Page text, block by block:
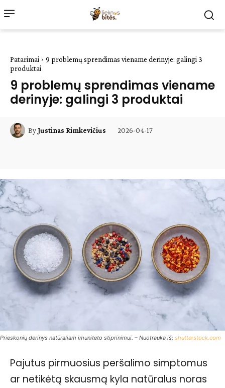
Patarimai
9 problemų sprendimas viename derinyje: galingi 3
produktai
9 problemų sprendimas viename
derinyje: galingi 3 produktai
ByJustinas Rimkevičius 2026-04-17
Prieskonių derinys natūraliam imuniteto stiprinimui. – Nuotrauka iš: shutterstock.com
Pajutus pirmuosius peršalimo simptomus
ar netikėtą skausmą kyla natūralus noras